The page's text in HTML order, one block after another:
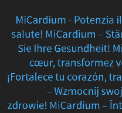
MiCardium - Potenzia
salute! MiCardium –
Sie Ihre Gesundheit!
cœur, transformez
¡Fortalece tu corazón,
– Wzmocnij
zdrowie! MiCardium –
la
tua
salute!
–